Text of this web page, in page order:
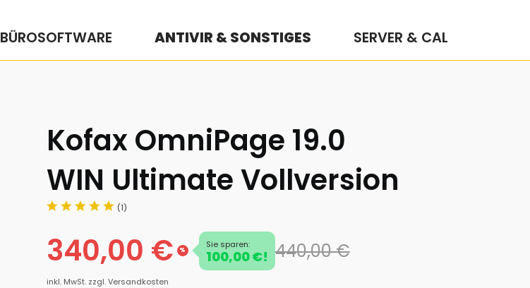
BÜROSOFTWARE ANTIVIR & SONSTIGES SERVER & CAL
Kofax OmniPage 19.0
WIN Ultimate Vollversion
(1)
340,00 € %
Sie sparen:
100,00 €! 440,00 €
inkl. MwSt. zzgl. Versandkosten